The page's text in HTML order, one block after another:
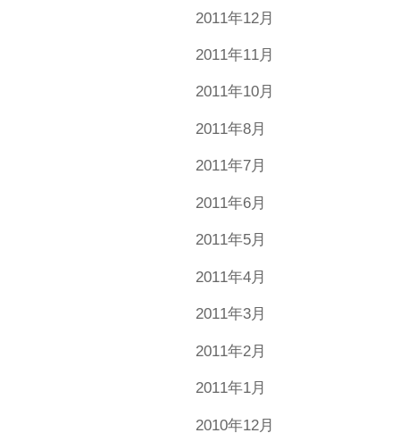
2011年12月
2011年11月
2011年10月
2011年8月
2011年7月
2011年6月
2011年5月
2011年4月
2011年3月
2011年2月
2011年1月
2010年12月